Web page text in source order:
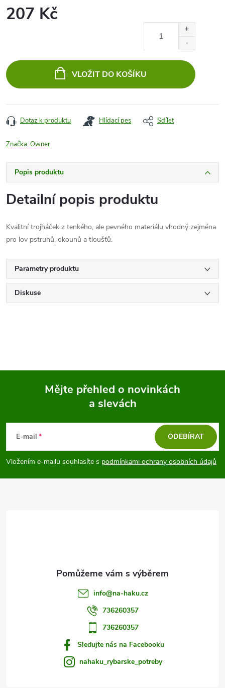
207 Kč
VLOŽIT DO KOŠÍKU
Dotaz k produktu Hlídací pes Sdílet
Značka:Owner
Popis produktu
Detailní popis produktu
Kvalitní trojháček z tenkého, ale pevného materiálu vhodný zejména
pro lov pstruhů, okounů a tloušťů.
Parametry produktu
Diskuse
p
a
Mějte přehled o novinkách
a slevách
E-mail
Vložením e-mailu souhlasíte s podmínkami ochrany osobních údajů
ODEBÍRAT
info@na-haku.cz
736260357
736260357
Sledujte nás na Facebooku
nahaku_rybarske_potreby